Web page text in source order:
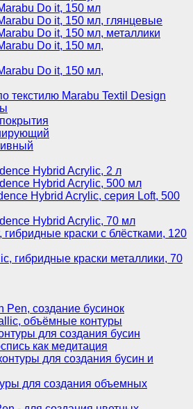
Do it, 150 мл
Do it, 150 мл, глянцевые
Do it, 150 мл, металлики
Do it, 150 мл,
Do it, 150 мл,
текстилю Marabu Textil Design
Hybrid Acrylic, 2 л
Hybrid Acrylic, 500 мл
Hybrid Acrylic, серия Loft, 500
Hybrid Acrylic, 70 мл
краски с блёстками, 120
гибридные краски металлики, 70
создание бусинок
объёмные контуры
для создания бусин
как медитация
для создания бусин и
для создания объемных